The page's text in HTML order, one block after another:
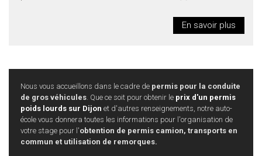
En savoir plus
Nous vous accueillons dans le cadre de permis pour la conduite
de gros véhicules . Que ce soit pour obtenir le prix d'un permis
poids lourds sur Dijon et d'autres renseignements, notre auto-
école vous donnera toutes les informations pour l'organisation de
votre stage pour l'obtention de permis camion, transports en
commun et utilisation de remorques.